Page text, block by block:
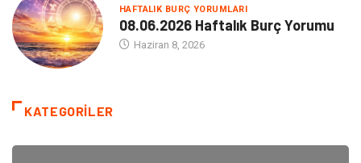
HAFTALIK BURÇ YORUMLARI
08.06.2026 Haftalık Burç Yorumu
Haziran 8, 2026
KATEGORILER